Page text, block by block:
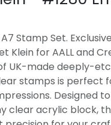
Stamp Set.
Klein for AALL and
UK-made deeply-
stamps is perfect
Designed
clear acrylic block,